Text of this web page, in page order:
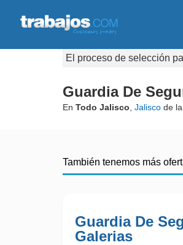
El proceso de selección
Guardia De
En Todo Jalisco Jalisco de
También tenemos más
Guardia De
Galerias